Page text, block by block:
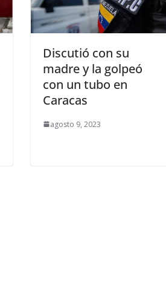
Discutió con su
madre y la golpeó
con un tubo en
Caracas
agosto 9, 2023